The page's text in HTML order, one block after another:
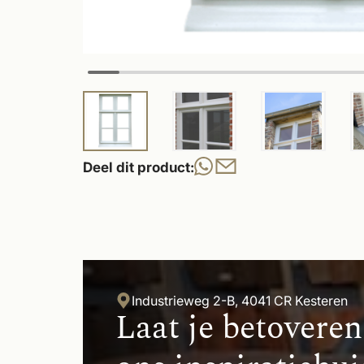
Deel dit product:
Industrieweg 2-B, 4041 CR Kesteren
Laat je